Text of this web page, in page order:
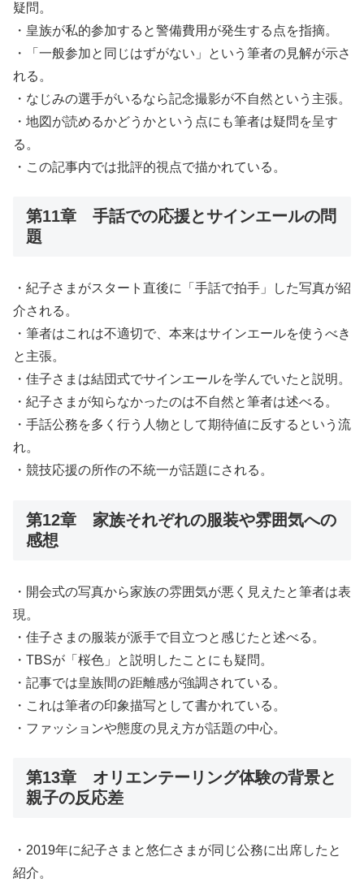
疑問。
・皇族が私的参加すると警備費用が発生する点を指摘。
・「一般参加と同じはずがない」という筆者の見解が示さ
れる。
・なじみの選手がいるなら記念撮影が不自然という主張。
・地図が読めるかどうかという点にも筆者は疑問を呈す
る。
・この記事内では批評的視点で描かれている。
第11章 手話での応援とサインエールの問
題
・紀子さまがスタート直後に「手話で拍手」した写真が紹
介される。
・筆者はこれは不適切で、本来はサインエールを使うべき
と主張。
・佳子さまは結団式でサインエールを学んでいたと説明。
・紀子さまが知らなかったのは不自然と筆者は述べる。
・手話公務を多く行う人物として期待値に反するという流
れ。
・競技応援の所作の不統一が話題にされる。
第12章 家族それぞれの服装や雰囲気への
感想
・開会式の写真から家族の雰囲気が悪く見えたと筆者は表
現。
・佳子さまの服装が派手で目立つと感じたと述べる。
・TBSが「桜色」と説明したことにも疑問。
・記事では皇族間の距離感が強調されている。
・これは筆者の印象描写として書かれている。
・ファッションや態度の見え方が話題の中心。
第13章 オリエンテーリング体験の背景と
親子の反応差
・2019年に紀子さまと悠仁さまが同じ公務に出席したと
紹介。